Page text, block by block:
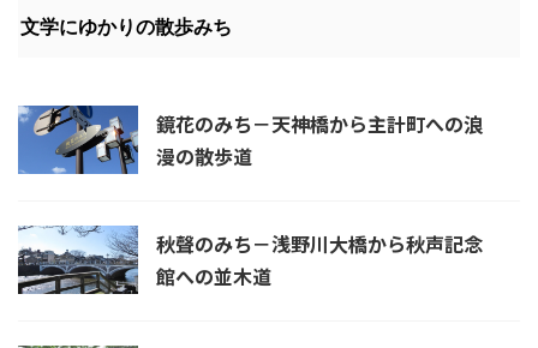
文学にゆかりの散歩みち
鏡花のみち－天神橋から主計町への浪
漫の散歩道
秋聲のみち－浅野川大橋から秋声記念
館への並木道